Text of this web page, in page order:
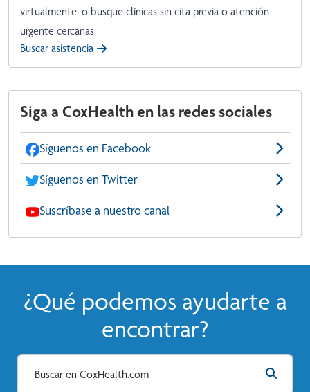
virtualmente, o busque clínicas sin cita previa o atención
urgente cercanas.
Buscar asistencia
Siga a CoxHealth en las redes sociales
Síguenos en Facebook
Síguenos en Twitter
Suscríbase a nuestro canal
¿Qué podemos ayudarte a
encontrar?